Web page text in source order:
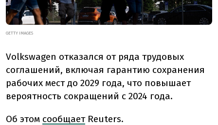
GETTY IMAGES
Volkswagen отказался от ряда трудовых
соглашений, включая гарантию сохранения
рабочих мест до 2029 года, что повышает
вероятность сокращений с 2024 года.
Об этом сообщаетReuters.